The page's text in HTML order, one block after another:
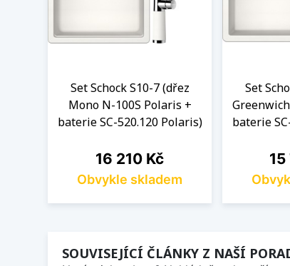
Set Schock S10-7 (dřez
Mono N-100S Polaris +
baterie SC-520.120 Polaris)
Cena
16 210 Kč
Obvykle skladem
Set
baterie
SOUVISEJÍCÍ ČLÁNKY Z NAŠÍ